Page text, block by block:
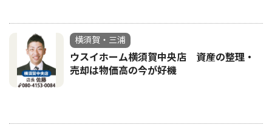
横須賀・三浦
ウスイホーム横須賀中央店 資産の整理・
売却は物価高の今が好機